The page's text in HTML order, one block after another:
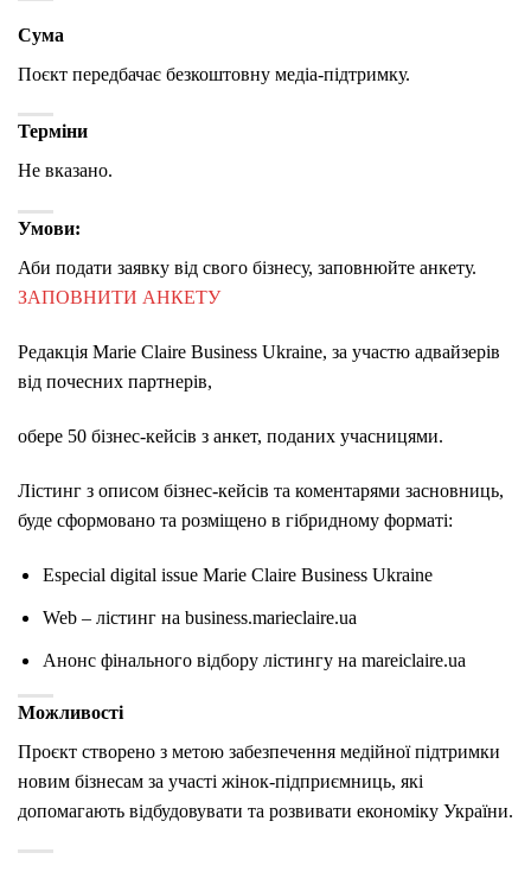
Сума
Поєкт передбачає безкоштовну медіа-підтримку.
Терміни
Не вказано.
Умови:
Аби подати заявку від свого бізнесу, заповнюйте анкету.
ЗАПОВНИТИ АНКЕТУ
Редакція Marie Claire Business Ukraine, за участю адвайзерів
від почесних партнерів,
обере 50 бізнес-кейсів з анкет, поданих учасницями.
Лістинг з описом бізнес-кейсів та коментарями засновниць,
буде сформовано та розміщено в гібридному форматі:
Especial digital issue Marie Claire Business Ukraine
Web – лістинг на business.marieclaire.ua
Анонс фінального відбору лістингу на mareiclaire.ua
Можливості
Проєкт створено з метою забезпечення медійної підтримки
новим бізнесам за участі жінок-підприємниць, які
допомагають відбудовувати та розвивати економіку України.